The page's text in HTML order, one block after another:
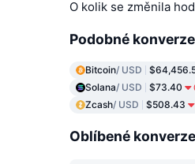
O kolik se změnila
Podobné
Bitcoin/ USD
Solana/ USD $73.40
Zcash/ USD $508.43
Oblíbené konverze